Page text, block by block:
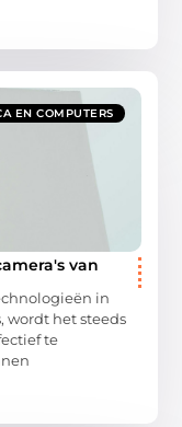
EN COMPUTERS
van
in
wordt het steeds
te